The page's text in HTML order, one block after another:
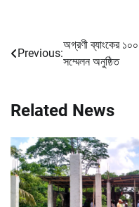
Post
Previous:
অগ্রণী ব্যাংকের ১০০
সম্মেলন অনুষ্ঠিত
Related News